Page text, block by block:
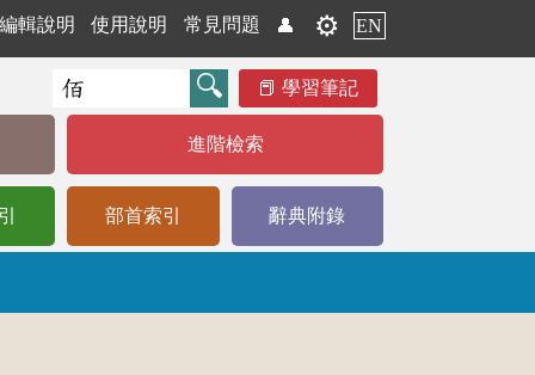
編輯說明 使用說明 常見問題 👤 ⚙️ EN
學習筆記
進階檢索
部首索引 辭典附錄